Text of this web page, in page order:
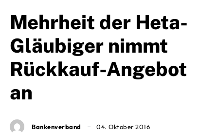
Mehrheit der Heta-
Gläubiger nimmt
Rückkauf-Angebot
an
Bankenverband 04. Oktober 2016